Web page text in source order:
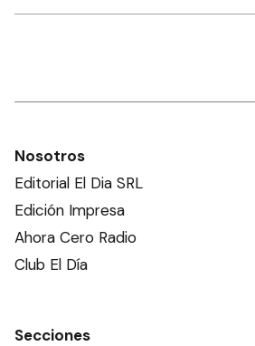
Nosotros
Editorial El Dia SRL
Edición Impresa
Ahora Cero Radio
Club El Día
Secciones